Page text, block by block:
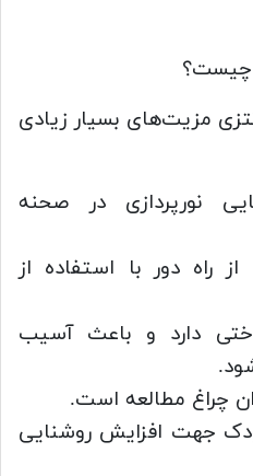
چیست؟
مزیت‌های بسیار زیادی
نورپردازی در صحنه
راه دور با استفاده از
دارد و باعث آسیب
چراغ مطالعه است.
جهت افزایش روشنایی